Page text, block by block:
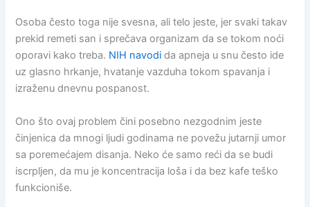
Osoba često toga nije svesna, ali telo jeste, jer svaki takav
prekid remeti san i sprečava organizam da se tokom noći
oporavi kako treba. NIH navodi da apneja u snu često ide
uz glasno hrkanje, hvatanje vazduha tokom spavanja i
izraženu dnevnu pospanost.
Ono što ovaj problem čini posebno nezgodnim jeste
činjenica da mnogi ljudi godinama ne povežu jutarnji umor
sa poremećajem disanja. Neko će samo reći da se budi
iscrpljen, da mu je koncentracija loša i da bez kafe teško
funkcioniše.